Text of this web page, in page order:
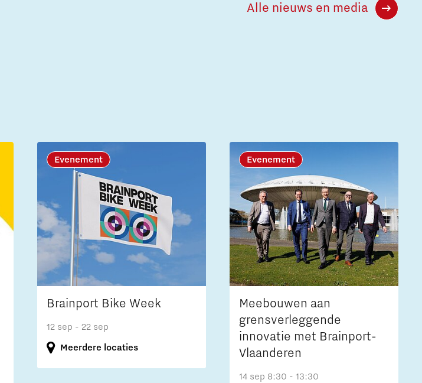
Alle nieuws en media
Evenement
Brainport Bike Week
12 sep - 22 sep
Meerdere locaties
Evenement
Meebouwen aan
grensverleggende
innovatie met Brainport-
Vlaanderen
14 sep 8:30 - 13:30